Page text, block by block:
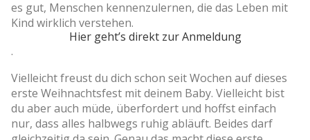
es gut, Menschen kennenzulernen, die das Leben mit
Kind wirklich verstehen.
Hier geht’s direkt zur Anmeldung
.
Vielleicht freust du dich schon seit Wochen auf dieses
erste Weihnachtsfest mit deinem Baby. Vielleicht bist
du aber auch müde, überfordert und hoffst einfach
nur, dass alles halbwegs ruhig abläuft. Beides darf